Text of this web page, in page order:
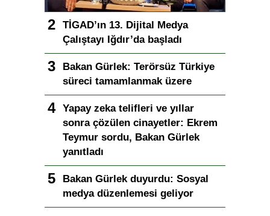
TİGAD’ın 13. Dijital Medya
Çalıştayı Iğdır’da başladı
Bakan Gürlek: Terörsüz Türkiye
süreci tamamlanmak üzere
Yapay zeka telifleri ve yıllar
sonra çözülen cinayetler: Ekrem
Teymur sordu, Bakan Gürlek
yanıtladı
Bakan Gürlek duyurdu: Sosyal
medya düzenlemesi geliyor